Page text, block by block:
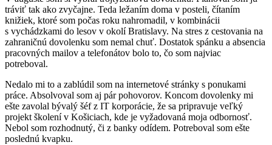
tráviť tak ako zvyčajne. Teda ležaním doma v posteli, čítaním
knižiek, ktoré som počas roku nahromadil, v kombinácii
s vychádzkami do lesov v okolí Bratislavy. Na stres z cestovania na
zahraničnú dovolenku som nemal chuť. Dostatok spánku a absencia
pracovných mailov a telefonátov bolo to, čo som najviac
potreboval.
Nedalo mi to a zablúdil som na internetové stránky s ponukami
práce. Absolvoval som aj pár pohovorov. Koncom dovolenky mi
ešte zavolal bývalý šéf z IT korporácie, že sa pripravuje veľký
projekt školení v Košiciach, kde je vyžadovaná moja odbornosť.
Nebol som rozhodnutý, či z banky odídem. Potreboval som ešte
poslednú kvapku.